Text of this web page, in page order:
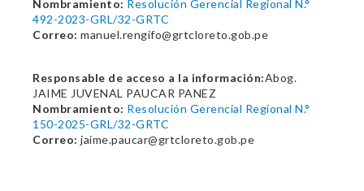
Nombramiento: Resolución Gerencial Regional N.°
492-2023-GRL/32-GRTC
Correo: manuel.rengifo@grtcloreto.gob.pe
Responsable de acceso a la información:Abog.
JAIME JUVENAL PAUCAR PANEZ
Nombramiento: Resolución Gerencial Regional N.°
150-2025-GRL/32-GRTC
Correo: jaime.paucar@grtcloreto.gob.pe